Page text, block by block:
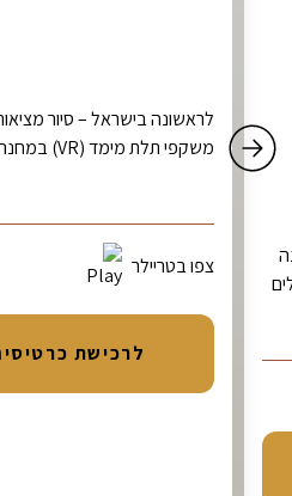
בת 3,000 שנה
לראשונה בישראל – סיור
משקפי תלת מימד (VR) במחנה אושוויץ בירקנאו.
צפו בטריילר
לרכישת